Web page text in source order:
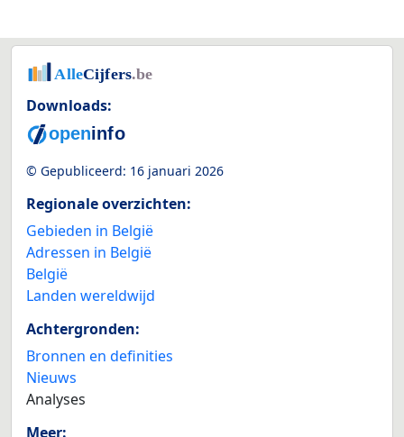
Downloads:
© Gepubliceerd: 16 januari 2026
Regionale overzichten:
Gebieden in België
Adressen in België
België
Landen wereldwijd
Achtergronden:
Bronnen en definities
Nieuws
Analyses
Meer: